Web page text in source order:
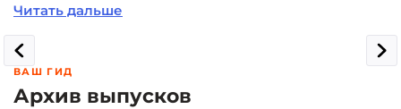
Читать дальше
ВАШ ГИД
Архив выпусков